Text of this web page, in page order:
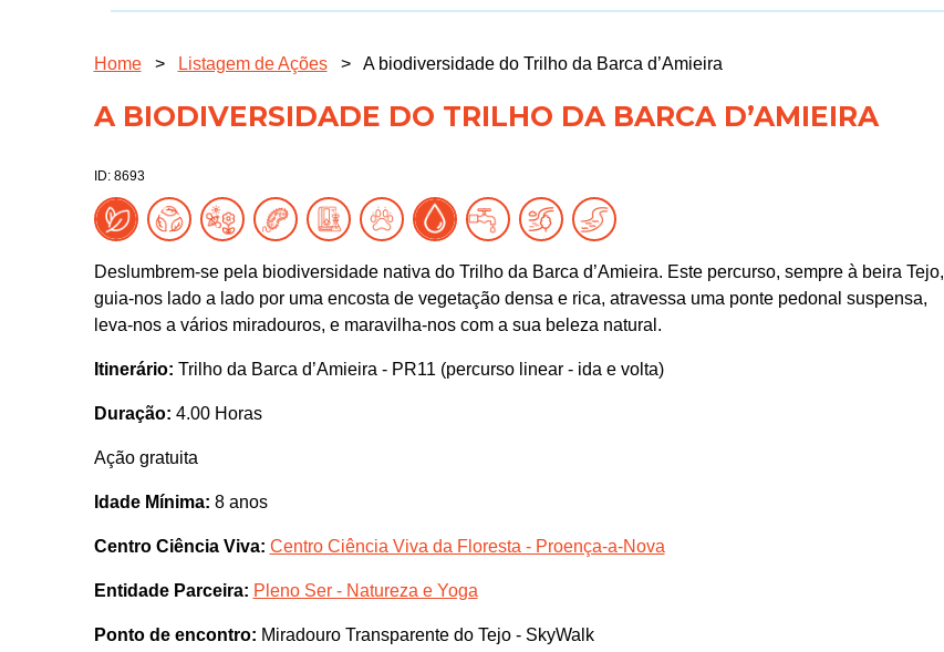
Home > Listagem de Ações > A biodiversidade do Trilho da Barca d’Amieira
A BIODIVERSIDADE DO TRILHO DA BARCA D’AMIEIRA
ID: 8693
Deslumbrem-se pela biodiversidade nativa do Trilho da Barca d’Amieira. Este percurso, sempre à beira Tejo,
guia-nos lado a lado por uma encosta de vegetação densa e rica, atravessa uma ponte pedonal suspensa,
leva-nos a vários miradouros, e maravilha-nos com a sua beleza natural.
Itinerário: Trilho da Barca d’Amieira - PR11 (percurso linear - ida e volta)
Duração: 4.00 Horas
Ação gratuita
Idade Mínima: 8 anos
Centro Ciência Viva: Centro Ciência Viva da Floresta - Proença-a-Nova
Entidade Parceira: Pleno Ser - Natureza e Yoga
Ponto de encontro: Miradouro Transparente do Tejo - SkyWalk